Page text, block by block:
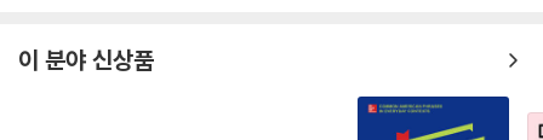
이 분야 신상품